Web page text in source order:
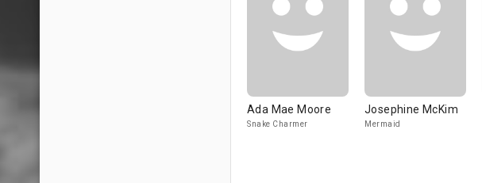
Ada Mae Moore
Snake Charmer
Josephine McKim
Mermaid